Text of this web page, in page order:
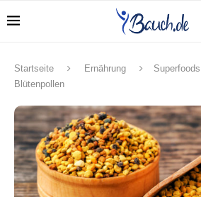
Startseite Ernährung Superfoods
Blütenpollen